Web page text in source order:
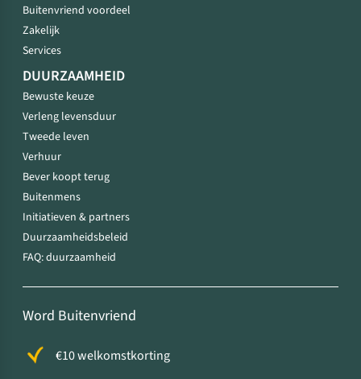
Buitenvriend voordeel
Zakelijk
Services
DUURZAAMHEID
Bewuste keuze
Verleng levensduur
Tweede leven
Verhuur
Bever koopt terug
Buitenmens
Initiatieven & partners
Duurzaamheidsbeleid
FAQ: duurzaamheid
Word Buitenvriend
€10 welkomstkorting